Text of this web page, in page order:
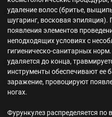
удаление волос (бритье,
шугаринг, восковая
появления элементов
неподходящих условиях с
гигиеническо-санитарных
удаляется до конца,
инструменты обеспечивают ее
заражение, провоцируют
ногах.
Фурункулез распределяется по